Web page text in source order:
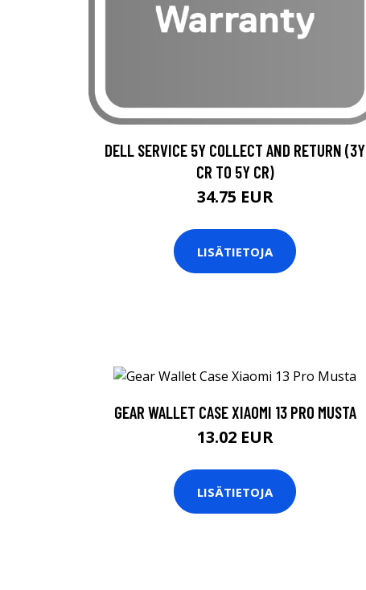
DELL SERVICE 5Y COLLECT AND RETURN (3Y
CR TO 5Y CR)
34.75 EUR
LISÄTIETOJA
GEAR WALLET CASE XIAOMI 13 PRO MUSTA
13.02 EUR
LISÄTIETOJA